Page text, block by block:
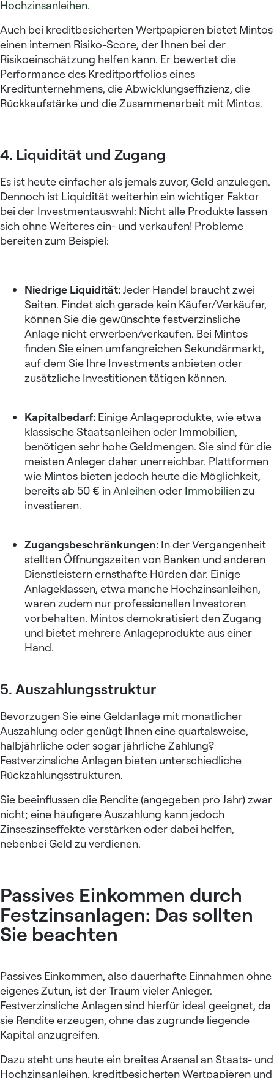
Hochzinsanleihen.
Auch bei kreditbesicherten Wertpapieren bietet Mintos
einen internen Risiko-Score, der Ihnen bei der
Risikoeinschätzung helfen kann. Er bewertet die
Performance des Kreditportfolios eines
Kreditunternehmens, die Abwicklungseffizienz, die
Rückkaufstärke und die Zusammenarbeit mit Mintos.
4. Liquidität und Zugang
Es ist heute einfacher als jemals zuvor, Geld anzulegen.
Dennoch ist Liquidität weiterhin ein wichtiger Faktor
bei der Investmentauswahl: Nicht alle Produkte lassen
sich ohne Weiteres ein- und verkaufen! Probleme
bereiten zum Beispiel:
Niedrige Liquidität:Jeder Handel braucht zwei
Seiten. Findet sich gerade kein Käufer/Verkäufer,
können Sie die gewünschte festverzinsliche
Anlage nicht erwerben/verkaufen. Bei Mintos
finden Sie einen umfangreichen Sekundärmarkt,
auf dem Sie Ihre Investments anbieten oder
zusätzliche Investitionen tätigen können.
Kapitalbedarf: Einige Anlageprodukte, wie etwa
klassische Staatsanleihen oder Immobilien,
benötigen sehr hohe Geldmengen. Sie sind für die
meisten Anleger daher unerreichbar. Plattformen
wie Mintos bieten jedoch heute die Möglichkeit,
bereits ab 50 € inAnleihenoder Immobilienzu
investieren.
Zugangsbeschränkungen: In der Vergangenheit
stellten Öffnungszeiten von Banken und anderen
Dienstleistern ernsthafte Hürden dar. Einige
Anlageklassen, etwa manche Hochzinsanleihen,
waren zudem nur professionellen Investoren
vorbehalten. Mintos demokratisiert den Zugang
und bietet mehrere Anlageprodukte aus einer
Hand.
5. Auszahlungsstruktur
Bevorzugen Sie eineGeldanlage mit monatlicher
Auszahlung oder genügt Ihnen eine quartalsweise,
halbjährliche oder sogar jährliche Zahlung?
Festverzinsliche Anlagen bieten unterschiedliche
Rückzahlungsstrukturen.
Sie beeinflussen die Rendite (angegeben pro Jahr) zwar
nicht; eine häufigere Auszahlung kann jedoch
Zinseszinseffekte verstärken oder dabei helfen,
nebenbei Geld zu verdienen.
Passives Einkommen durch
Festzinsanlagen: Das sollten
Sie beachten
Passives Einkommen, also dauerhafte Einnahmen ohne
eigenes Zutun, ist der Traum vieler Anleger.
Festverzinsliche Anlagen sind hierfür ideal geeignet, da
sie Rendite erzeugen, ohne das zugrunde liegende
Kapital anzugreifen.
Dazu steht uns heute ein breites Arsenal an Staats- und
Hochzinsanleihen, kreditbesicherten Wertpapieren und